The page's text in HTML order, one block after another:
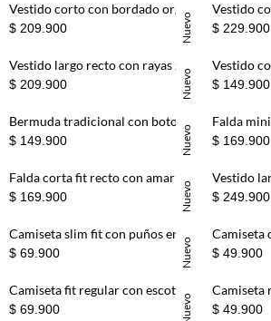
+
+
Nuevo
+
Vestido corto con bordado orgánico en algodón blanco para mujer
$ 209.900 $ 229.900
Nuevo
+
Vestido largo recto con rayas zigzag en mostaza para mujer
$ 209.900 $ 149.900
Nuevo
Bermuda tradicional con botonadura frontal blanca para mujer
$ 149.900 $ 169.900
Nuevo
Falda corta fit recto con amarre lateral pareo en terracota para mujer
$ 169.900 $ 249.900
Nuevo
Camiseta slim fit con puños en contraste de algodón amarillo para mujer
$ 69.900 $ 49.900
Nuevo
Camiseta fit regular con escote redondo amplio de algodón negro para mujer
$ 69.900 $ 49.900